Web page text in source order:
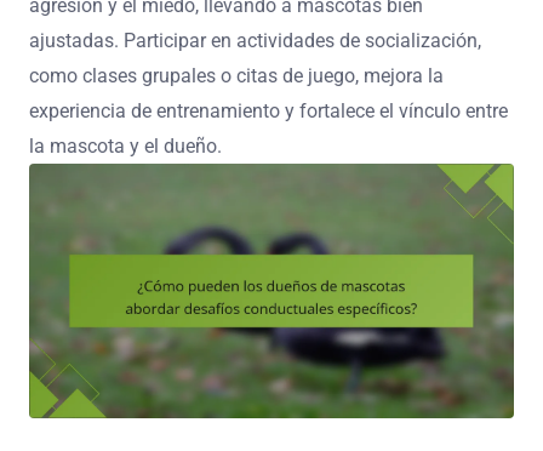
agresión y el miedo, llevando a mascotas bien
ajustadas. Participar en actividades de socialización,
como clases grupales o citas de juego, mejora la
experiencia de entrenamiento y fortalece el vínculo entre
la mascota y el dueño.